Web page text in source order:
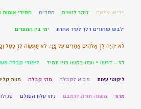
וידיאו צמאה זוהר לנשים חסדים חסידי אומות
ילבש שחורים וילך לעיר אחרת ימי בין המצרים
לֹא יִהְיֶה לְךָ אֱלֹהִים אֲחֵרִים עַל פָּנָי. לֹא תַעֲשֶׂה לְךָ פֶסֶל
לז – דרשו יי ועזו בקשו פניו תמיד לימודי קבלה
ליקוטי עצות מבוא לקבלה מהי קבלה מוות
מרור משנה תורה לרמבם ניוז עלון הסולם